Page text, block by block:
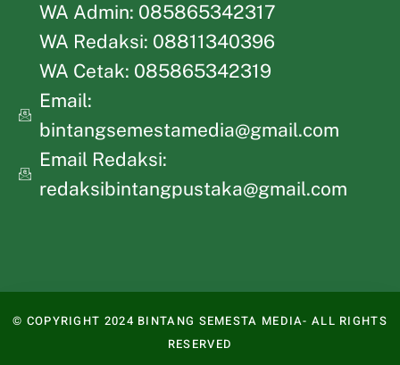
WA Admin: 085865342317
WA Redaksi: 08811340396
WA Cetak: 085865342319
Email:
bintangsemestamedia@gmail.com
Email Redaksi:
redaksibintangpustaka@gmail.com
© COPYRIGHT 2024 BINTANG SEMESTA MEDIA- ALL RIGHTS
RESERVED